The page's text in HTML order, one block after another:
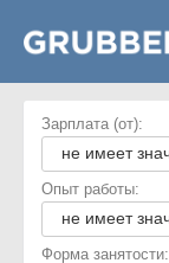
Зарплата (от):
Опыт работы:
Форма занятости: